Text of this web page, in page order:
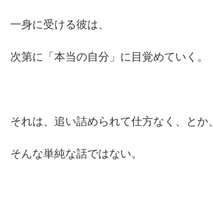
一身に受ける彼は、
次第に「本当の自分」に目覚めていく。
それは、追い詰められて仕方なく、とか、
そんな単純な話ではない。